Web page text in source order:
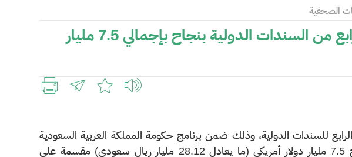
الصحفية
المالية تعلن إتمام تسعير الطرح الرابع من السندات الدولية بنجاح بإجمالي 7.5 مليار
للسندات الدولية، وذلك ضمن برنامج حكومة المملكة العربية السعودية
الدولي لإصدار أدوات الدين. وقد بلغ إجمالي الطرح 7.5 مليار دولار أمريكي (ما يعادل 28.12 مليار ريال سعودي) مقسمة على